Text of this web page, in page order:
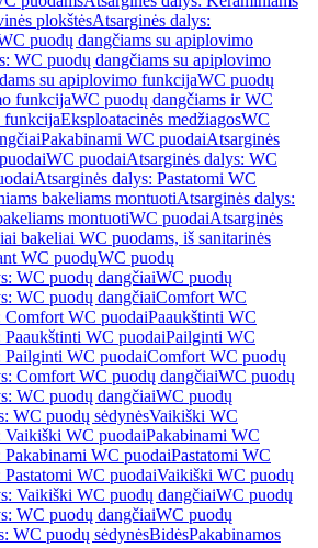
plokštėsAtsarginės dalys:
puodų dangčiams su apiplovimo
WC puodų dangčiams su apiplovimo
su apiplovimo funkcijaWC puodų
funkcijaWC puodų dangčiams ir WC
funkcijaEksploatacinės medžiagosWC
Pakabinami WC puodaiAtsarginės
WC puodaiAtsarginės dalys: WC
Atsarginės dalys: Pastatomi WC
bakeliams montuotiAtsarginės dalys:
montuotiWC puodaiAtsarginės
bakeliai WC puodams, iš sanitarinės
WC puodųWC puodų
WC puodų dangčiaiWC puodų
WC puodų dangčiaiComfort WC
Comfort WC puodaiPaaukštinti WC
Paaukštinti WC puodaiPailginti WC
Pailginti WC puodaiComfort WC puodų
Comfort WC puodų dangčiaiWC puodų
WC puodų dangčiaiWC puodų
WC puodų sėdynėsVaikiški WC
Vaikiški WC puodaiPakabinami WC
Pakabinami WC puodaiPastatomi WC
Pastatomi WC puodaiVaikiški WC puodų
Vaikiški WC puodų dangčiaiWC puodų
WC puodų dangčiaiWC puodų
WC puodų sėdynėsBidėsPakabinamos